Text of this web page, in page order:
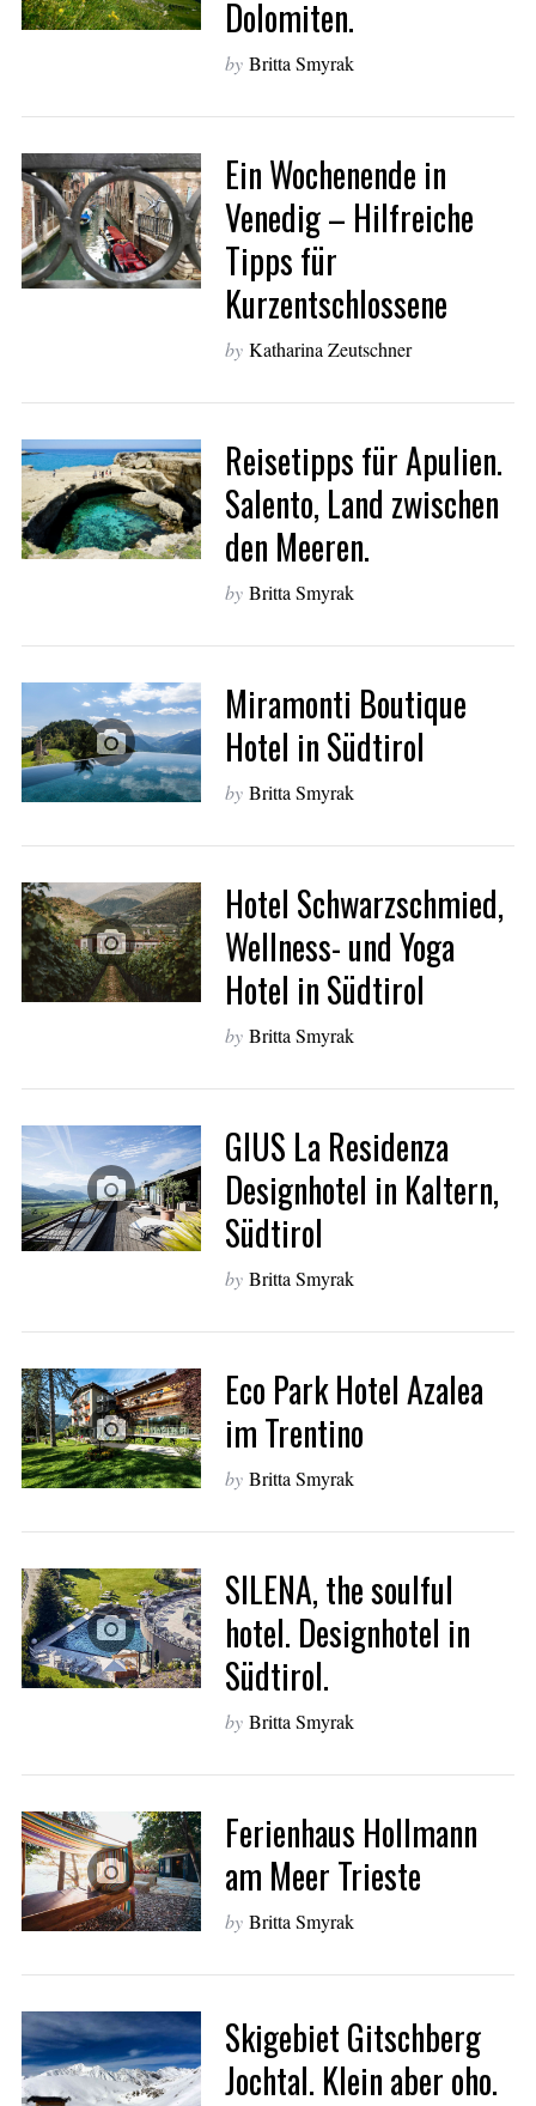
Dolomiten.
by Britta Smyrak
Ein Wochenende in
Venedig – Hilfreiche
Tipps für
Kurzentschlossene
by Katharina Zeutschner
Reisetipps für Apulien.
Salento, Land zwischen
den Meeren.
by Britta Smyrak
Miramonti Boutique
Hotel in Südtirol
by Britta Smyrak
Hotel Schwarzschmied,
Wellness- und Yoga
Hotel in Südtirol
by Britta Smyrak
GIUS La Residenza
Designhotel in Kaltern,
Südtirol
by Britta Smyrak
Eco Park Hotel Azalea
im Trentino
by Britta Smyrak
SILENA, the soulful
hotel. Designhotel in
Südtirol.
by Britta Smyrak
Ferienhaus Hollmann
am Meer Trieste
by Britta Smyrak
Skigebiet Gitschberg
Jochtal. Klein aber oho.